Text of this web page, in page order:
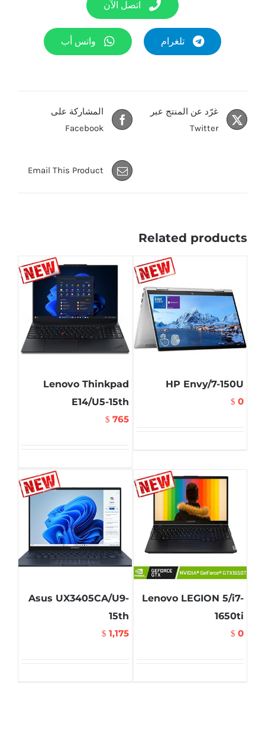
اتصل الآن
تلغرام واتس أب
المشاركة على
Facebook
غرّد عن المنتج عبر
Twitter
Email This Product
Related products
HP Envy/7-150U
$ 0
Lenovo Thinkpad
E14/U5-15th
$ 765
Lenovo LEGION 5/i7-
1650ti
$ 0
Asus UX3405CA/U9-
15th
$ 1,175